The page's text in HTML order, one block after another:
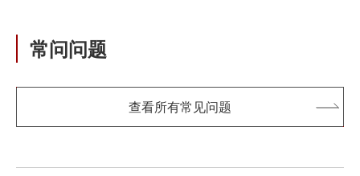
常问问题
查看所有常见问题